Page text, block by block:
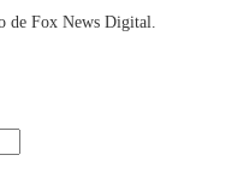
de Fox News Digital.